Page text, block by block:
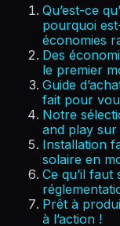
Qu’est-ce
pourquoi
économies
Des
le premier
Guide
fait pour
Notre
and play
Installation
solaire en
Ce qu’il faut
Prêt à
à l’action !